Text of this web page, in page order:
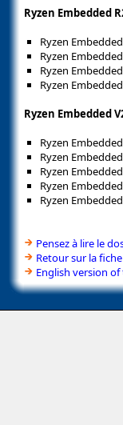
Ryzen Embedded
Ryzen
Ryzen
Ryzen
Ryzen
Ryzen Embedded
Ryzen
Ryzen
Ryzen
Ryzen
Ryzen
Pensez à lire le
Retour sur la
English version